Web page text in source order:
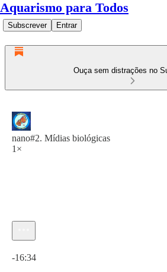
Aquarismo para Todos
Subscrever Entrar
Ouça sem distrações no
nano#2. Mídias biológicas
1×
-16:34